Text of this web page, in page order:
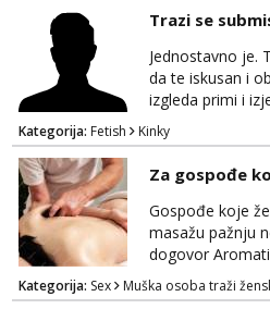
Trazi se
Jednostavno je.
da te iskusan i
izgleda primi i
on zeli raditi.
poslusna.
Nikakve
interesiraju. Stop
bonovima i
ukratko o sebi
Kategorija: Fetish Kinky
Za gospođe
Gospođe koje
masažu pažnju
dogovor
Budi moja
opuštanje Vaš
Kategorija: Sex Muška osoba traži